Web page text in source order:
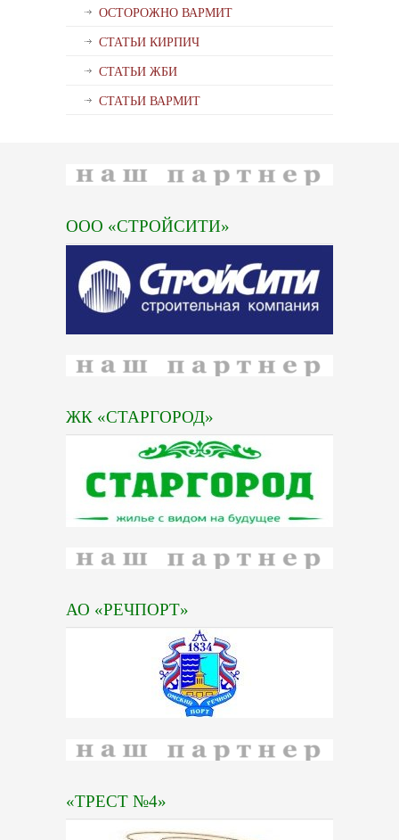
ОСТОРОЖНО ВАРМИТ
СТАТЬИ КИРПИЧ
СТАТЬИ ЖБИ
СТАТЬИ ВАРМИТ
ООО «СТРОЙСИТИ»
ЖК «СТАРГОРОД»
АО «РЕЧПОРТ»
«ТРЕСТ №4»